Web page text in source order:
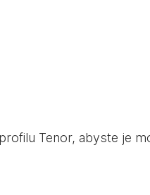
Tenor, abyste je